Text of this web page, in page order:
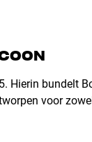
Hierin bundelt
voor